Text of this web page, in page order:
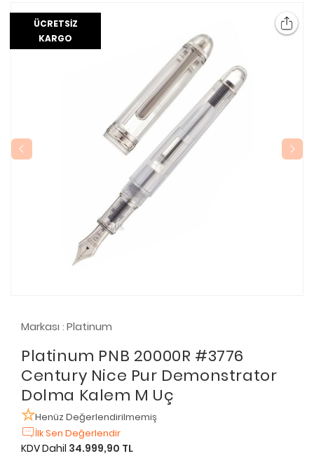
ÜCRETSIZ
KARGO
Markası : Platinum
Platinum PNB 20000R #3776
Century Nice Pur Demonstrator
Dolma Kalem M Uç
Henüz Değerlendirilmemiş
İlk Sen Değerlendir
KDV Dahil 34.999,90 TL